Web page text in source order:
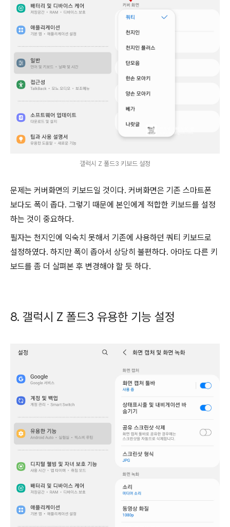
갤럭시 Z 폴드3 키보드 설정
문제는 커버화면의 키보드일 것이다. 커버화면은 기존 스마트폰
보다도 폭이 좁다. 그렇기 때문에 본인에게 적합한 키보드를 설정
하는 것이 중요하다.
필자는 천지인에 익숙치 못해서 기존에 사용하던 쿼티 키보드로
설정하였다. 하지만 폭이 좁아서 상당히 불편하다. 아마도 다른 키
보드를 좀 더 살펴본 후 변경해야 할 듯 하다.
8. 갤럭시 Z 폴드3 유용한 기능 설정